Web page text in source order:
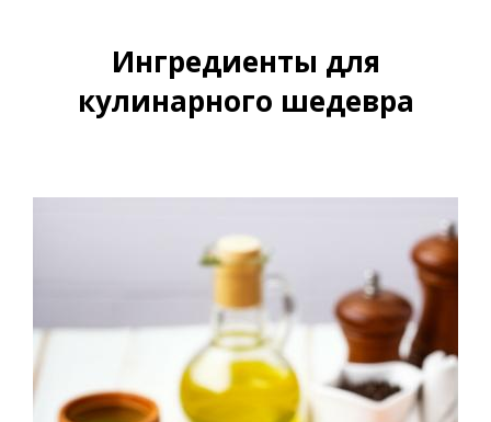
Ингредиенты для
кулинарного шедевра